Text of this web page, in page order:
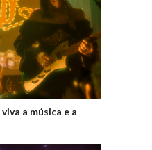
a música e a